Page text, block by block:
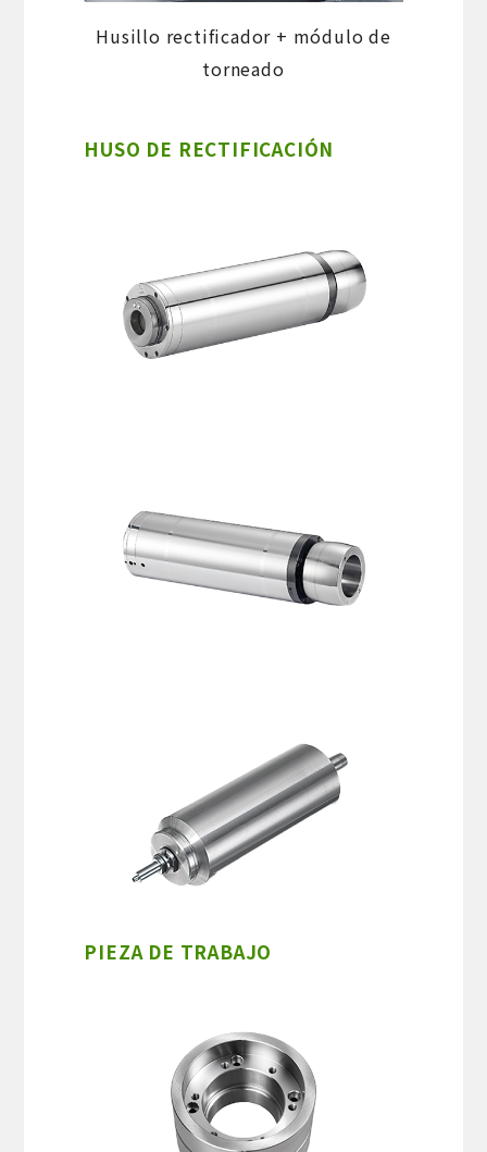
Husillo rectificador + módulo de
torneado
HUSO DE RECTIFICACIÓN
PIEZA DE TRABAJO